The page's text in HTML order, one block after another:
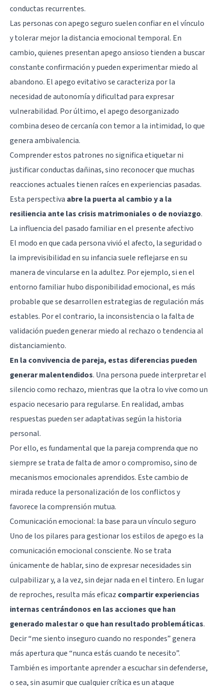
conductas recurrentes.
Las personas con apego seguro suelen confiar en el vínculo
y tolerar mejor la distancia emocional temporal. En
cambio, quienes presentan apego ansioso tienden a buscar
constante confirmación y pueden experimentar miedo al
abandono. El apego evitativo se caracteriza por la
necesidad de autonomía y dificultad para expresar
vulnerabilidad. Por último, el apego desorganizado
combina deseo de cercanía con temor a la intimidad, lo que
genera ambivalencia.
Comprender estos patrones no significa etiquetar ni
justificar conductas dañinas, sino reconocer que muchas
reacciones actuales tienen raíces en experiencias pasadas.
Esta perspectiva abre la puerta al cambio y a la
resiliencia ante las crisis matrimoniales o de noviazgo.
La influencia del pasado familiar en el presente afectivo
El modo en que cada persona vivió el afecto, la seguridad o
la imprevisibilidad en su infancia suele reflejarse en su
manera de vincularse en la adultez. Por ejemplo, si en el
entorno familiar hubo disponibilidad emocional, es más
probable que se desarrollen estrategias de regulación más
estables. Por el contrario, la inconsistencia o la falta de
validación pueden generar miedo al rechazo o tendencia al
distanciamiento.
En la convivencia de pareja, estas diferencias pueden
generar malentendidos. Una persona puede interpretar el
silencio como rechazo, mientras que la otra lo vive como un
espacio necesario para regularse. En realidad, ambas
respuestas pueden ser adaptativas según la historia
personal.
Por ello, es fundamental que la pareja comprenda que no
siempre se trata de falta de amor o compromiso, sino de
mecanismos emocionales aprendidos. Este cambio de
mirada reduce la personalización de los conflictos y
favorece la comprensión mutua.
Comunicación emocional: la base para un vínculo seguro
Uno de los pilares para gestionar los estilos de apego es la
comunicación emocional consciente. No se trata
únicamente de hablar, sino de expresar necesidades sin
culpabilizar y, a la vez, sin dejar nada en el tintero. En lugar
de reproches, resulta más eficaz compartir experiencias
internas centrándonos en las acciones que han
generado malestar o que han resultado problemáticas.
Decir “me siento inseguro cuando no respondes” genera
más apertura que “nunca estás cuando te necesito”.
También es importante aprender a escuchar sin defenderse,
o sea, sin asumir que cualquier crítica es un ataque